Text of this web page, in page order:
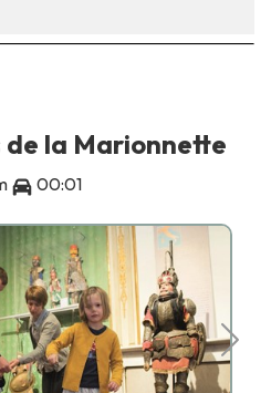
de la Marionnette
00:01